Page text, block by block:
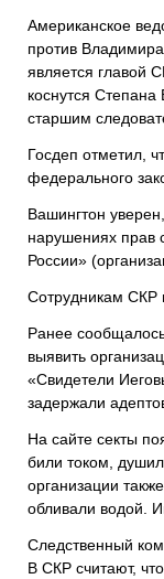
Американское
против
является главой
коснутся
старшим
Госдеп отметил,
федерального
Вашингтон
нарушениях прав
России»
Сотрудникам СКР
Ранее
выявить
«Свидетели
задержали
На сайте секты
били током,
организации
обливали водой.
Следственный
В СКР считают,